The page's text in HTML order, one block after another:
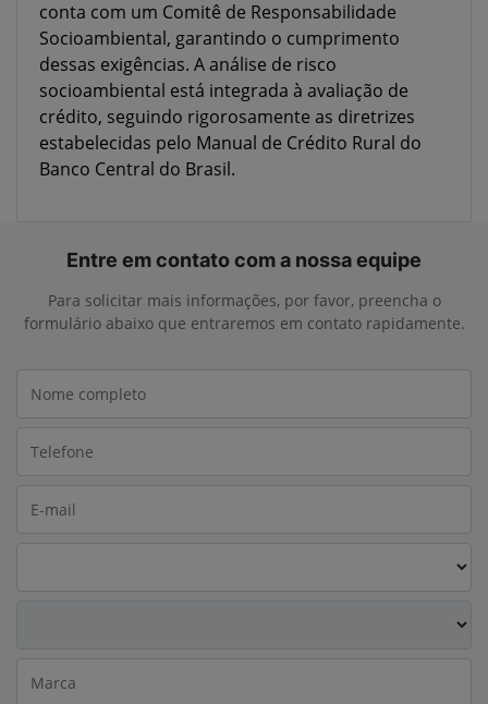
conta com um Comitê de Responsabilidade
Socioambiental, garantindo o cumprimento
dessas exigências. A análise de risco
socioambiental está integrada à avaliação de
crédito, seguindo rigorosamente as diretrizes
estabelecidas pelo Manual de Crédito Rural do
Banco Central do Brasil.
Entre em contato com a nossa equipe
Para solicitar mais informações, por favor, preencha o
formulário abaixo que entraremos em contato rapidamente.